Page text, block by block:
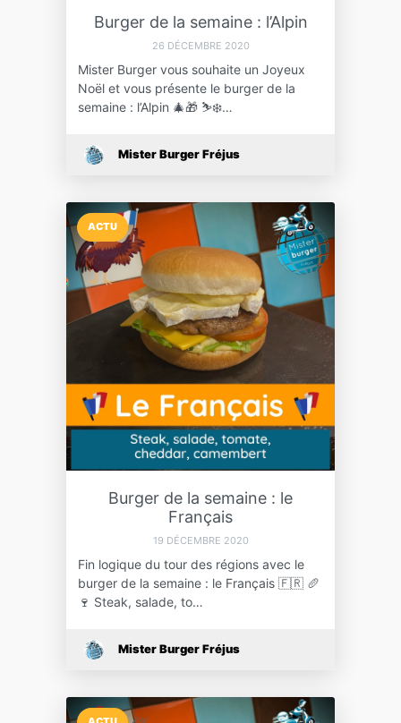
Burger de la semaine : l’Alpin
26 DÉCEMBRE 2020
Mister Burger vous souhaite un Joyeux
Noël et vous présente le burger de la
semaine : l’Alpin 🎄🎁 ⛷❄️…
Mister Burger Fréjus
ACTU
Burger de la semaine : le
Français
19 DÉCEMBRE 2020
Fin logique du tour des régions avec le
burger de la semaine : le Français 🇫🇷 🥖
🍷 Steak, salade, to…
Mister Burger Fréjus